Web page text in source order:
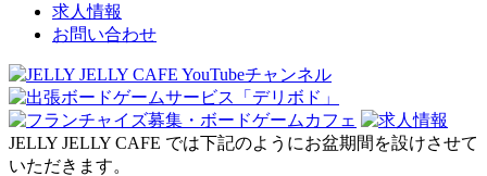
求人情報
お問い合わせ
JELLY JELLY CAFE では下記のようにお盆期間を設けさせて
いただきます。